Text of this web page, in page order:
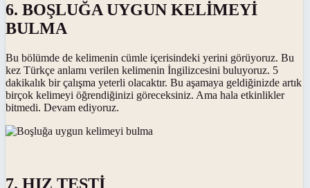
6. BOŞLUĞA UYGUN KELİMEYİ
BULMA
Bu bölümde de kelimenin cümle içerisindeki yerini görüyoruz. Bu
kez Türkçe anlamı verilen kelimenin İngilizcesini buluyoruz. 5
dakikalık bir çalışma yeterli olacaktır. Bu aşamaya geldiğinizde artık
birçok kelimeyi öğrendiğinizi göreceksiniz. Ama hala etkinlikler
bitmedi. Devam ediyoruz.
7. HIZ TESTİ